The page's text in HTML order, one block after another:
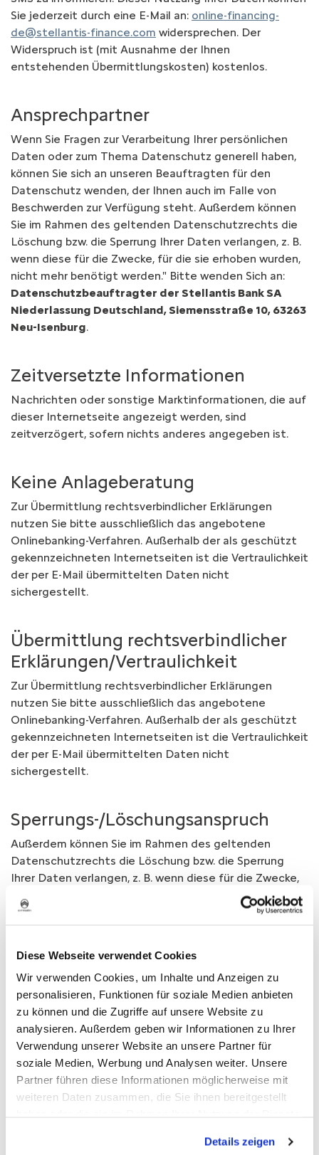
Diese Webseite verwendet Cookies
Wir verwenden Cookies, um Inhalte und Anzeigen zu
personalisieren, Funktionen für soziale Medien anbieten
zu können und die Zugriffe auf unsere Website zu
analysieren. Außerdem geben wir Informationen zu Ihrer
Verwendung unserer Website an unsere Partner für
soziale Medien, Werbung und Analysen weiter. Unsere
Partner führen diese Informationen möglicherweise mit
weiteren Daten zusammen, die Sie ihnen bereitgestellt
Cookies, wenn Sie unsere Webseite weiterhin nutzen.
Details zeigen
Sie jederzeit durch eine E-Mail an: online-financing-
de@stellantis-finance.com widersprechen. Der
Widerspruch ist (mit Ausnahme der Ihnen
entstehenden Übermittlungskosten) kostenlos.
Ansprechpartner
Wenn Sie Fragen zur Verarbeitung Ihrer persönlichen
Daten oder zum Thema Datenschutz generell haben,
können Sie sich an unseren Beauftragten für den
Datenschutz wenden, der Ihnen auch im Falle von
Beschwerden zur Verfügung steht. Außerdem können
Sie im Rahmen des geltenden Datenschutzrechts die
Löschung bzw. die Sperrung Ihrer Daten verlangen, z. B.
wenn diese für die Zwecke, für die sie erhoben wurden,
nicht mehr benötigt werden." Bitte wenden Sich an:
Datenschutzbeauftragter der Stellantis Bank SA
Niederlassung Deutschland, Siemensstraße 10, 63263
Neu-Isenburg.
Zeitversetzte Informationen
Nachrichten oder sonstige Marktinformationen, die auf
dieser Internetseite angezeigt werden, sind
zeitverzögert, sofern nichts anderes angegeben ist.
Keine Anlageberatung
Zur Übermittlung rechtsverbindlicher Erklärungen
nutzen Sie bitte ausschließlich das angebotene
Onlinebanking-Verfahren. Außerhalb der als geschützt
gekennzeichneten Internetseiten ist die Vertraulichkeit
der per E-Mail übermittelten Daten nicht
sichergestellt.
Übermittlung rechtsverbindlicher
Erklärungen/­Vertraulichkeit
Zur Übermittlung rechtsverbindlicher Erklärungen
nutzen Sie bitte ausschließlich das angebotene
Onlinebanking-Verfahren. Außerhalb der als geschützt
gekennzeichneten Internetseiten ist die Vertraulichkeit
der per E-Mail übermittelten Daten nicht
sichergestellt.
Sperrungs-/­Löschungsanspruch
Außerdem können Sie im Rahmen des geltenden
Datenschutzrechts die Löschung bzw. die Sperrung
Ihrer Daten verlangen, z. B. wenn diese für die Zwecke,
für die sie erhoben wurden, nicht mehr benötigt
werden.
Adressatenkreis des
Internetauftritts
Das Angebot der Stellantis Bank SA Niederlassung
Deutschland richtet sich ausschließlich an Personen
mit Wohnsitz in der Bundesrepublik Deutschland,
enthaltene Produkt- und Dienstleistungsangebote
sind ausschließlich in Deutschland verfügbar.
Inhalt und Struktur unserer Webseiten (öffentlich und